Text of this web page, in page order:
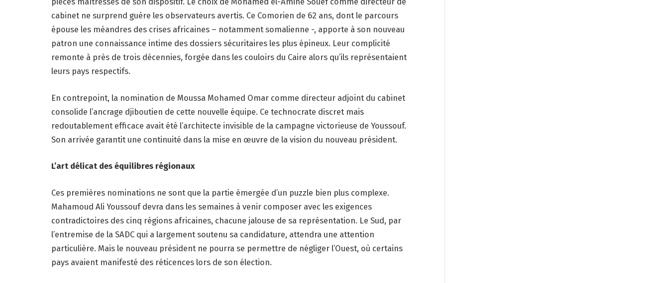
cabinet ne surprend guère les observateurs avertis. Ce Comorien de 62 ans, dont le parcours
épouse les méandres des crises africaines – notamment somalienne -, apporte à son nouveau
patron une connaissance intime des dossiers sécuritaires les plus épineux. Leur complicité
remonte à près de trois décennies, forgée dans les couloirs du Caire alors qu’ils représentaient
leurs pays respectifs.
En contrepoint, la nomination de Moussa Mohamed Omar comme directeur adjoint du cabinet
consolide l’ancrage djiboutien de cette nouvelle équipe. Ce technocrate discret mais
redoutablement efficace avait été l’architecte invisible de la campagne victorieuse de Youssouf.
Son arrivée garantit une continuité dans la mise en œuvre de la vision du nouveau président.
L’art délicat des équilibres régionaux
Ces premières nominations ne sont que la partie émergée d’un puzzle bien plus complexe.
Mahamoud Ali Youssouf devra dans les semaines à venir composer avec les exigences
contradictoires des cinq régions africaines, chacune jalouse de sa représentation. Le Sud, par
l’entremise de la SADC qui a largement soutenu sa candidature, attendra une attention
particulière. Mais le nouveau président ne pourra se permettre de négliger l’Ouest, où certains
pays avaient manifesté des réticences lors de son élection.